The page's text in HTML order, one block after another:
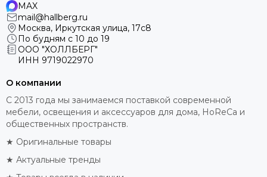
MAX
mail@hallberg.ru
Москва, Иркутская улица, 17с8
По будням с 10 до 19
ООО "ХОЛЛБЕРГ"
ИНН 9719022970
О компании
С 2013 года мы занимаемся поставкой современной
мебели, освещения и аксессуаров для дома, HoReCa и
общественных пространств.
★ Оригинальные товары
★ Актуальные тренды